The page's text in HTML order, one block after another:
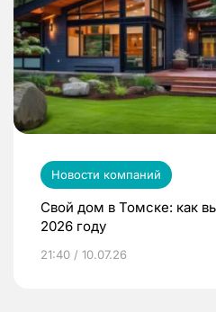
Новости компаний
Свой дом в Томске: как
2026 году
21:40 / 10.07.26